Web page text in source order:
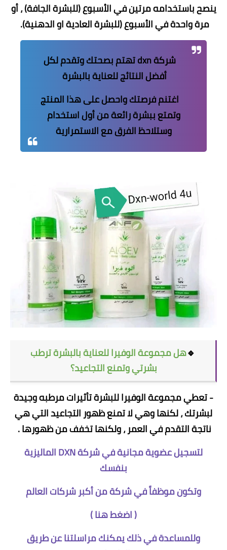
ينصح باستخدامه مرتين في الأسبوع (للبشرة الجافة) ، أو
مرة واحدة في الأسبوع (للبشرة العادية او الدهنية).
شركة dxn تهتم بصحتك وتقدم لكل
أفضل النتائج للعناية بالبشرة
اغتنم فرصتك واحصل على هذا المنتج
وتمتع ببشرة رائعة من أول استخدام
وستلاحظ الفرق مع الاستمرارية
🔹هل مجموعة الوفيرا للعناية بالبشرة ترطب
بشرتي وتمنع التجاعيد؟
- تعطي مجموعة الوفيرا للبشرة تأثيرات مرطبه وجيدة
لبشرتك ، لكنها وهي لا تمنع ظهور التجاعيد التي هي
ناتجة التقدم في العمر ، ولكنها تخفف من ظهورها .
لتسجيل عضوية مجانية في شركة DXN الماليزية
بنفسك
وتكون موظفاً في شركة من أكبر شركات العالم
(اضغط هنا)
وللمساعدة في ذلك يمكنك مراسلتنا عن طريق